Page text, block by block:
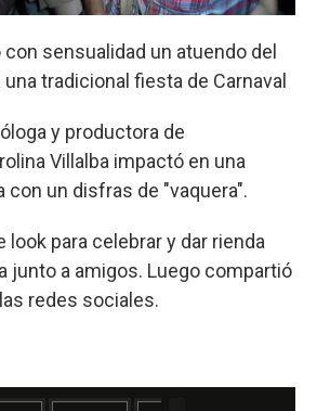
sensualidad un atuendo del
tradicional fiesta de Carnaval
y productora de
Villalba impactó en una
con un disfras de "vaquera".
look para celebrar y dar rienda
junto a amigos. Luego compartió
redes sociales.